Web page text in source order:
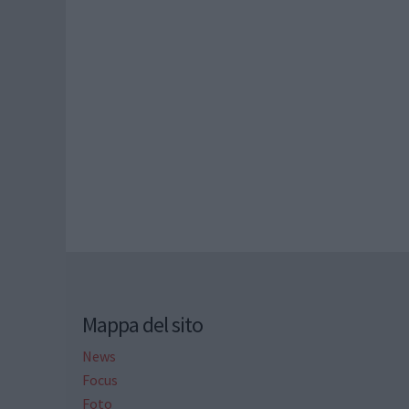
Mappa del sito
News
Focus
Foto